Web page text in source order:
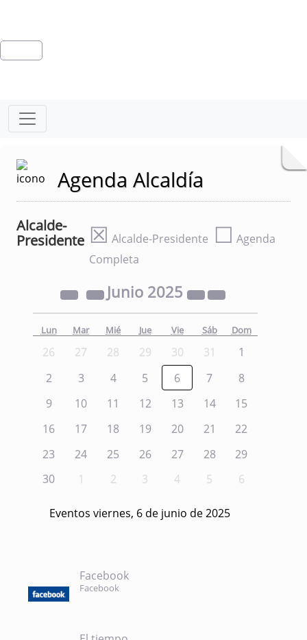
Agenda Alcaldía
Alcalde-
Presidente ☒ Alcalde-Presidente ☐ Agenda
Completa
Junio 2025
Lun Mar Mié Jue Vie Sáb Dom
26 27 28 29 30 31
1
2
3 4 5 6 7
8
9
10 11 12 13 14
15
16
17 18 19 20 21
22
23
24 25 26 27 28
29
30
1 2 3 4 5 6
Eventos viernes, 6 de junio de 2025
Facebook
Facebook